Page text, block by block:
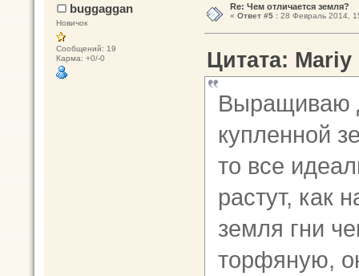
buggaggan
Новичок
Сообщений: 19
Карма: +0/-0
Re: Чем отличается земля?
« Ответ #5 :28 Февраль 2014,
Цитата:
Выращиваю
купленной
то все
растут, как
земля гни
торфяную,